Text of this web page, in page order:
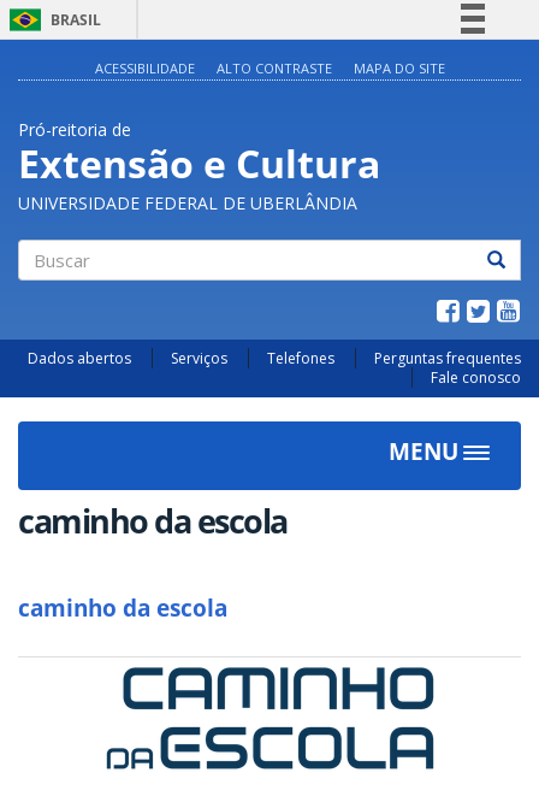
BRASIL
Acesso à informação
Legislação
Canais
ACESSIBILIDADE ALTO CONTRASTE MAPA DO SITE
Pró-reitoria de
Extensão e Cultura
UNIVERSIDADE FEDERAL DE UBERLÂNDIA
Dados abertos Serviços Telefones
Perguntas frequentes
Fale conosco
MENU
Toggle
caminho da escola
caminho da escola